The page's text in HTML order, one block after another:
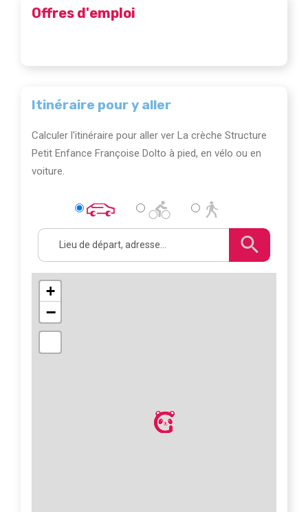
Offres d'emploi
Itinéraire pour y aller
Calculer l'itinéraire pour aller ver La crèche Structure
Petit Enfance Françoise Dolto à pied, en vélo ou en
voiture.
+
−